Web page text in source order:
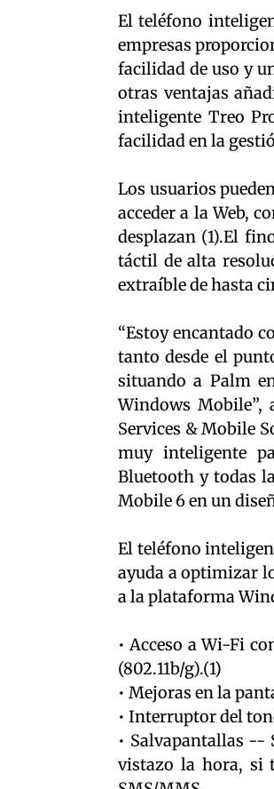
El teléfono
empresas
facilidad de uso y
otras ventajas
inteligente Treo
facilidad en la
Los usuarios
acceder a la Web,
desplazan (1).El
táctil de alta
extraíble de hasta
“Estoy encantado
tanto desde el
situando a Palm
Windows
Services & Mobile
muy inteligente
Bluetooth y todas
Mobile 6 en un
El teléfono
ayuda a optimizar
a la plataforma
• Acceso a Wi-Fi
(802.11b/g).(1)
• Mejoras en la
• Interruptor del
• Salvapantallas --
vistazo la hora, si